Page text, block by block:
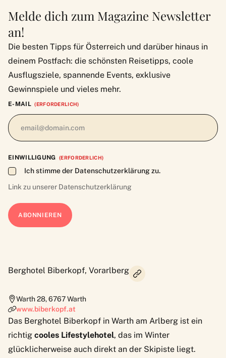
Melde dich zum Magazine Newsletter
an!
Die besten Tipps für Österreich und darüber hinaus in
deinem Postfach: die schönsten Reisetipps, coole
Ausflugsziele, spannende Events, exklusive
Gewinnspiele und vieles mehr.
E-MAIL (ERFORDERLICH)
EINWILLIGUNG (ERFORDERLICH)
Ich stimme der Datenschutzerklärung zu.
Link zu unserer Datenschutzerklärung
Berghotel Biberkopf, Vorarlberg
Warth 28,6767Warth
www.biberkopf.at
Das Berghotel Biberkopf in Warth am Arlberg ist ein
richtig cooles Lifestylehotel, das im Winter
glücklicherweise auch direkt an der Skipiste liegt.